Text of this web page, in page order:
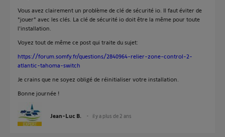
Vous avez clairement un problème de clé de sécurité io. Il faut éviter de
"jouer" avec les clés. La clé de sécurité io doit être la même pour toute
l'installation.
Voyez tout de même ce post qui traite du sujet:
https://forum.somfy.fr/questions/2840964-relier-zone-control-2-
atlantic-tahoma-switch
Je crains que ne soyez obligé de réinitialiser votre installation.
Bonne journée !
Jean-Luc B. il y a plus de 2 ans